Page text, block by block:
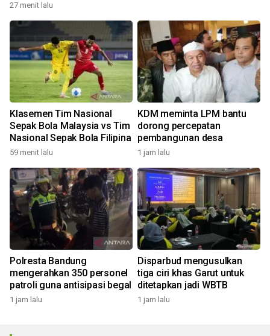
27 menit lalu
Klasemen Tim Nasional
Sepak Bola Malaysia vs Tim
Nasional Sepak Bola Filipina
59 menit lalu
KDM meminta LPM bantu
dorong percepatan
pembangunan desa
1 jam lalu
Polresta Bandung
mengerahkan 350 personel
patroli guna antisipasi begal
1 jam lalu
Disparbud mengusulkan
tiga ciri khas Garut untuk
ditetapkan jadi WBTB
1 jam lalu